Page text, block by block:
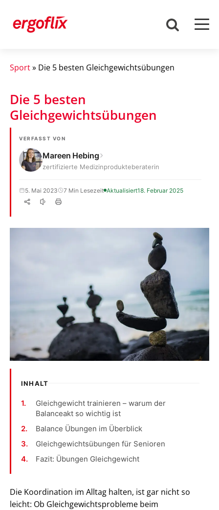
Sport» Die 5 besten Gleichgewichtsübungen
Die 5 besten
Gleichgewichtsübungen
VERFASST VON
Mareen Hebing
zertifizierte Medizinprodukteberaterin
5. Mai 2023 7 Min Lesezeit Aktualisiert18. Februar 2025
INHALT
Gleichgewicht trainieren – warum der
Balanceakt so wichtig ist
Balance Übungen im Überblick
Gleichgewichtsübungen für Senioren
Fazit: Übungen Gleichgewicht
Die Koordination im Alltag halten, ist gar nicht so
leicht: Ob Gleichgewichtsprobleme beim